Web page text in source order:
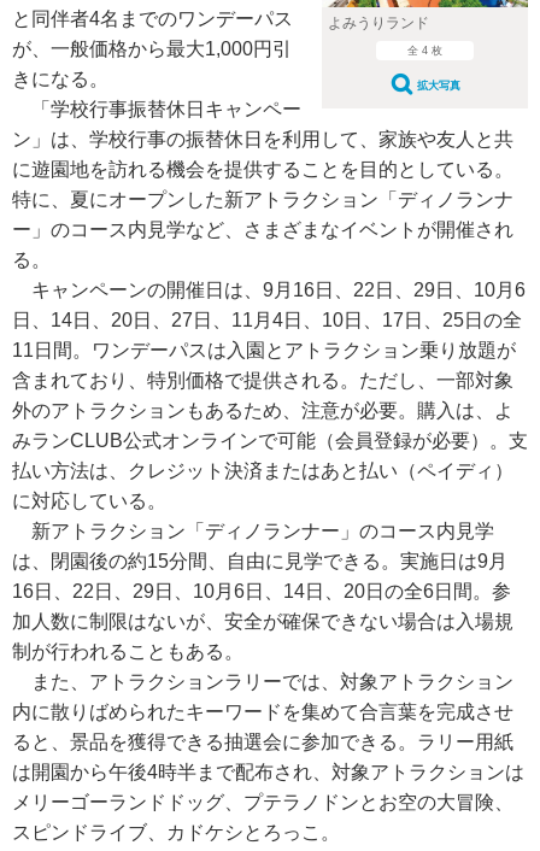
よみうりランド
全 4 枚
拡大写真
と同伴者4名までのワンデーパス
が、一般価格から最大1,000円引
きになる。
「学校行事振替休日キャンペー
ン」は、学校行事の振替休日を利用して、家族や友人と共
に遊園地を訪れる機会を提供することを目的としている。
特に、夏にオープンした新アトラクション「ディノランナ
ー」のコース内見学など、さまざまなイベントが開催され
る。
キャンペーンの開催日は、9月16日、22日、29日、10月6
日、14日、20日、27日、11月4日、10日、17日、25日の全
11日間。ワンデーパスは入園とアトラクション乗り放題が
含まれており、特別価格で提供される。ただし、一部対象
外のアトラクションもあるため、注意が必要。購入は、よ
みランCLUB公式オンラインで可能（会員登録が必要）。支
払い方法は、クレジット決済またはあと払い（ペイディ）
に対応している。
新アトラクション「ディノランナー」のコース内見学
は、閉園後の約15分間、自由に見学できる。実施日は9月
16日、22日、29日、10月6日、14日、20日の全6日間。参
加人数に制限はないが、安全が確保できない場合は入場規
制が行われることもある。
また、アトラクションラリーでは、対象アトラクション
内に散りばめられたキーワードを集めて合言葉を完成させ
ると、景品を獲得できる抽選会に参加できる。ラリー用紙
は開園から午後4時半まで配布され、対象アトラクションは
メリーゴーランドドッグ、プテラノドンとお空の大冒険、
スピンドライブ、カドケシとろっこ。